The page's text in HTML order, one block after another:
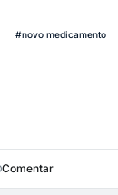
#novo medicamento
Comentar